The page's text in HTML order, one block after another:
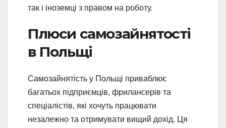
так і іноземці з правом на роботу.
Плюси самозайнятості
в Польщі
Самозайнятість у Польщі приваблює
багатьох підприємців, фрилансерів та
спеціалістів, які хочуть працювати
незалежно та отримувати вищий дохід. Ця